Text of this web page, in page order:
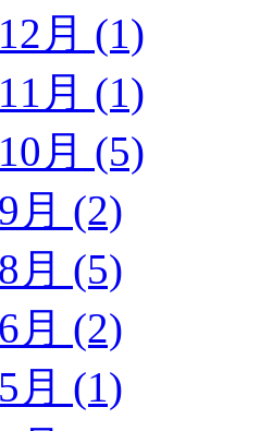
月 (1)
月 (1)
月 (5)
月 (2)
月 (5)
月 (2)
月 (1)